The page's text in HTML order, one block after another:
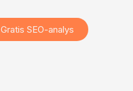
Gratis SEO-analys